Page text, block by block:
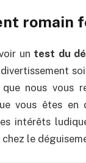
romain
un test du
nous vous
vous êtes
intérêts
le